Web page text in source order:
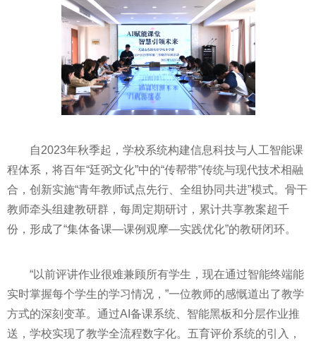
自2023年秋季起，学校系统构建信息科技与人工智能课
程体系，将百年“廷弼文化”中的“传帮带”传统与现代技术相融
合，创新实施“青年教师试点先行、全组协同共进”模式。骨干
教师牵头组建教研群，每周定期研讨，累计共享教案超千
份，形成了“集体备课—课例观摩—实践优化”的教研闭环。
“以前评讲作业很难兼顾所有学生，现在通过智能终端能
实时掌握每个学生的学习情况，”一位教师的感慨道出了教学
方式的深刻变革。通过AI备课系统、智能黑板和分层作业推
送，学校实现了教学全流程数字化。五育评价系统的引入，